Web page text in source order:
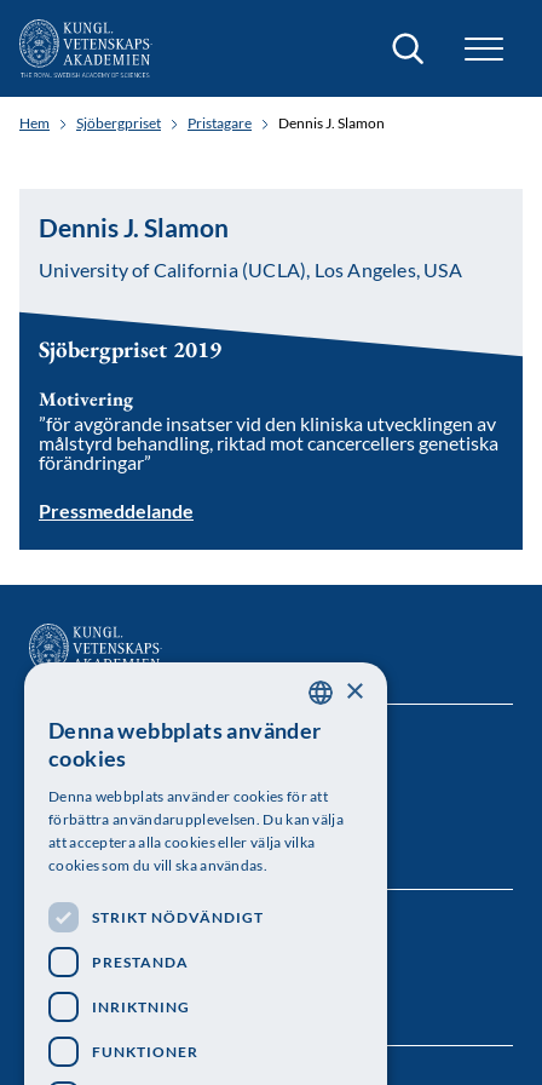
Sök
Hem Sjöbergpriset Pristagare Dennis J. Slamon
Dennis J. Slamon
University of California (UCLA), Los Angeles, USA
Sjöbergpriset 2019
Motivering
”för avgörande insatser vid den kliniska utvecklingen av
målstyrd behandling, riktad mot cancercellers genetiska
förändringar”
Pressmeddelande
Kungl. Vetenskapsakademien
Besöksadress: Lilla Frescativägen 4A
Telefon: 08-673 95 00
Följ oss
SWEDISH
×
Denna webbplats använder
cookies
Denna webbplats använder cookies för att
förbättra användarupplevelsen. Du kan välja
att acceptera alla cookies eller välja vilka
cookies som du vill ska användas.
STRIKT NÖDVÄNDIGT
PRESTANDA
INRIKTNING
FUNKTIONER